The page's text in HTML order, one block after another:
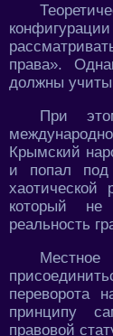
права».
должны
При
Крымский
и попал под
который не
реальность
Местное
переворота
принципу
правовой